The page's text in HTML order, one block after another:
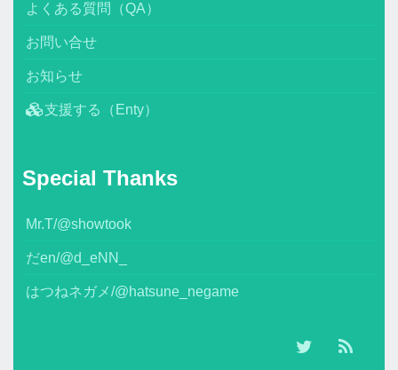
よくある質問（QA）
お問い合せ
お知らせ
支援する（Enty）
Special Thanks
Mr.T/@showtook
だen/@d_eNN_
はつねネガメ/@hatsune_negame